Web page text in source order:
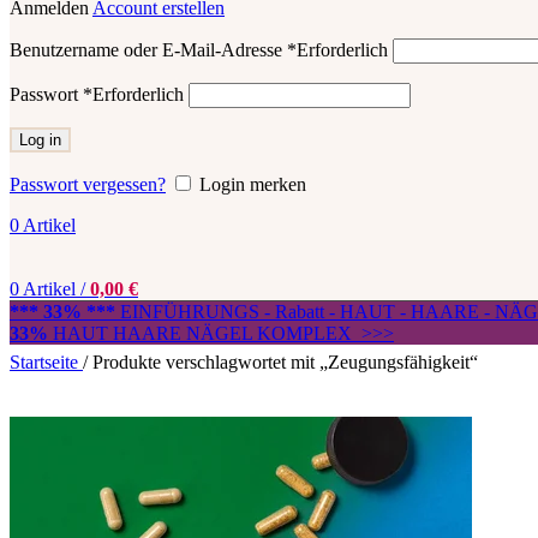
Anmelden Account erstellen
Benutzername oder E-Mail-Adresse *Erforderlich
Passwort *Erforderlich
Log in
Passwort vergessen?
Login merken
0 Artikel
0 Artikel / 0,00 €
*** 33% *** EINFÜHRUNGS - Rabatt - HAUT - HAARE -
33% HAUT HAARE NÄGEL KOMPLEX >>>
Startseite / Produkte verschlagwortet mit „Zeugungsfähigkeit“